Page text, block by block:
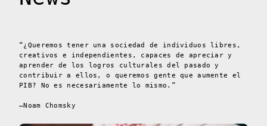
“¿Queremos tener una sociedad de individuos libres,
creativos e independientes, capaces de apreciar y
aprender de los logros culturales del pasado y
contribuir a ellos, o queremos gente que aumente el
PIB? No es necesariamente lo mismo.”
–Noam Chomsky